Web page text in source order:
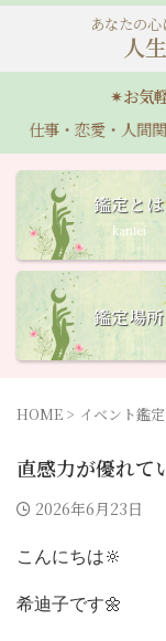
あなたの
人
✴︎お気
恋愛・人間関係な
鑑定とは
kantei
鑑定場所
HOME > イベント鑑定
直感力が優れて
2026年6月23日
こんにちは🔆
希迪子です🌼